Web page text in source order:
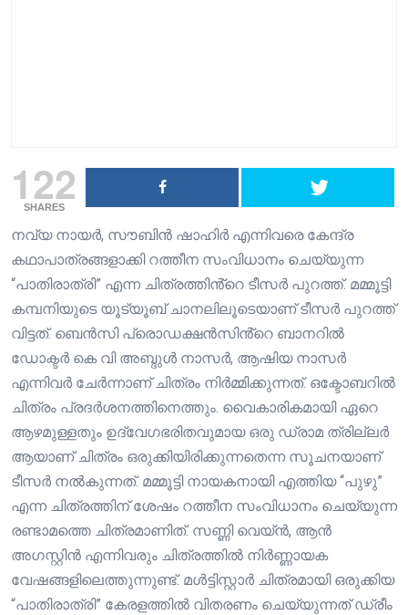
122
SHARES
നവ്യ നായർ, സൗബിൻ ഷാഹിർ എന്നിവരെ കേന്ദ്ര
കഥാപാത്രങ്ങളാക്കി റത്തീന സംവിധാനം ചെയ്യുന്ന
“പാതിരാത്രി” എന്ന ചിത്രത്തിൻ്റെ ടീസർ പുറത്ത്. മമ്മൂട്ടി
കമ്പനിയുടെ യൂട്യൂബ് ചാനലിലൂടെയാണ് ടീസർ പുറത്ത്
വിട്ടത്. ബെൻസി പ്രൊഡക്ഷൻസിൻ്റെ ബാനറിൽ
ഡോക്ടർ കെ വി അബ്ദുൾ നാസർ, ആഷിയ നാസർ
എന്നിവർ ചേർന്നാണ് ചിത്രം നിർമ്മിക്കുന്നത്. ഒക്ടോബറിൽ
ചിത്രം പ്രദർശനത്തിനെത്തും. വൈകാരികമായി ഏറെ
ആഴമുള്ളതും ഉദ്വേഗഭരിതവുമായ ഒരു ഡ്രാമ ത്രില്ലർ
ആയാണ് ചിത്രം ഒരുക്കിയിരിക്കുന്നതെന്ന സൂചനയാണ്
ടീസർ നൽകുന്നത്. മമ്മൂട്ടി നായകനായി എത്തിയ “പുഴു”
എന്ന ചിത്രത്തിന് ശേഷം റത്തീന സംവിധാനം ചെയ്യുന്ന
രണ്ടാമത്തെ ചിത്രമാണിത്. സണ്ണി വെയ്ൻ, ആൻ
അഗസ്റ്റിൻ എന്നിവരും ചിത്രത്തിൽ നിർണ്ണായക
വേഷങ്ങളിലെത്തുന്നുണ്ട്. മൾട്ടിസ്റ്റാർ ചിത്രമായി ഒരുക്കിയ
“പാതിരാത്രി” കേരളത്തിൽ വിതരണം ചെയ്യുന്നത് ഡ്രീം